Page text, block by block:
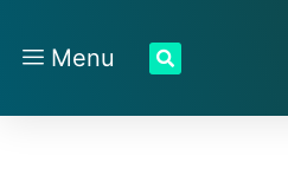
Menu